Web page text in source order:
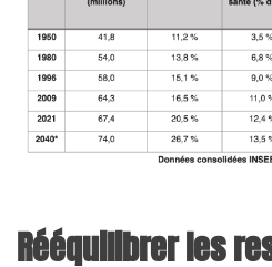
Rééquilibrer les